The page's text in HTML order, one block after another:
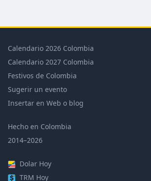
Calendario 2026 Colombia
Calendario 2027 Colombia
Festivos de Colombia
Sugerir un evento
Insertar en Web o blog
Hecho en Colombia
2014–2026
Dolar Hoy
TRM Hoy